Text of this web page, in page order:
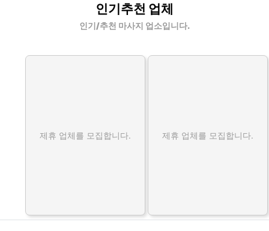
인기추천 업체
인기/추천 마사지 업소입니다.
제휴 업체를 모집합니다. 제휴 업체를 모집합니다.